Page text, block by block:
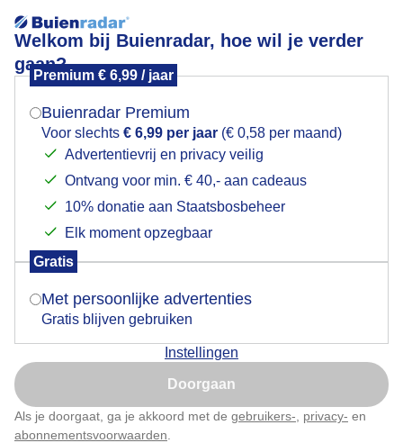
Welkom bij Buienradar, hoe wil je verder
gaan?
Premium € 6,99 / jaar
Buienradar Premium
Voor slechts € 6,99 per jaar (€ 0,58 per maand)
Advertentievrij en privacy veilig
Ontvang voor min. € 40,- aan cadeaus
10% donatie aan Staatsbosbeheer
Elk moment opzegbaar
Gratis
Met persoonlijke advertenties
Gratis blijven gebruiken
Instellingen
Doorgaan
Als je doorgaat, ga je akkoord met de gebruikers- privacy- en
abonnementsvoorwaarden
ZONSONDERGANG
ondergaande Zon, frisse wind
Door: Nellie Bartels
Mogen we je locatie gebruiken voor het
Indien je hier nog geen akkoord op hebt gegeven,
verschijnt er zo een pop-up uit je browser waarin
Is goed, toon de popup
Nu niet, misschien later
Klik hierom dit aan te passen